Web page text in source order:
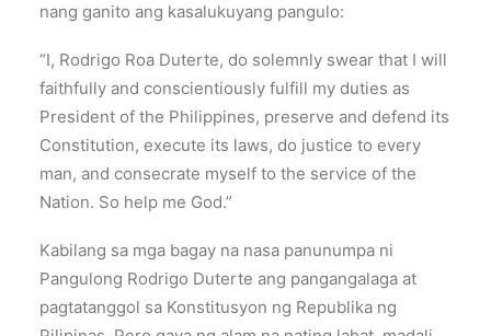
nang ganito ang kasalukuyang pangulo:
“I, Rodrigo Roa Duterte, do solemnly swear that I will
faithfully and conscientiously fulfill my duties as
President of the Philippines, preserve and defend its
Constitution, execute its laws, do justice to every
man, and consecrate myself to the service of the
Nation. So help me God.”
Kabilang sa mga bagay na nasa panunumpa ni
Pangulong Rodrigo Duterte ang pangangalaga at
pagtatanggol sa Konstitusyon ng Republika ng